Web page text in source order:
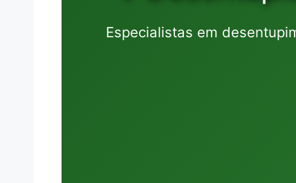
Especialistas em